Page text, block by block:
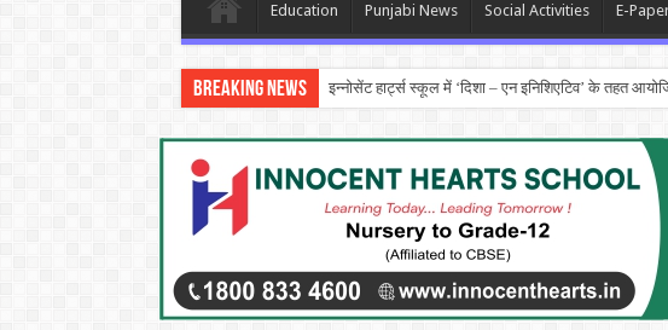
Education Punjabi News Social Activities E-
Breaking News इन्नोसेंट हार्ट्स स्कूल में ‘दिशा – एन इनिशिएटिव’ के तहत